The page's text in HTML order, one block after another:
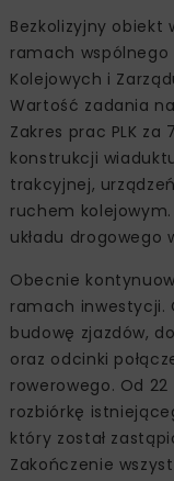
Bezkolizyjny obiekt
ramach wspólnego
Kolejowych i
Wartość zadania
Zakres prac PLK za
konstrukcji
trakcyjnej,
ruchem
układu drogowego
Obecnie
ramach inwestycji.
budowę zjazdów,
oraz odcinki
rowerowego. Od
rozbiórkę
który został
Zakończenie